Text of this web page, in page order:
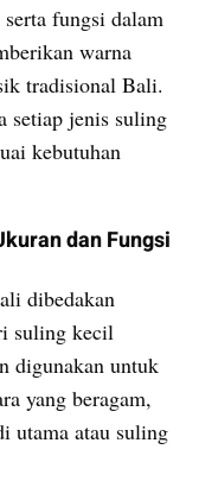
fungsi dalam
warna
tradisional Bali.
setiap jenis suling
kebutuhan
dan Fungsi
dibedakan
suling kecil
digunakan untuk
yang beragam,
utama atau suling